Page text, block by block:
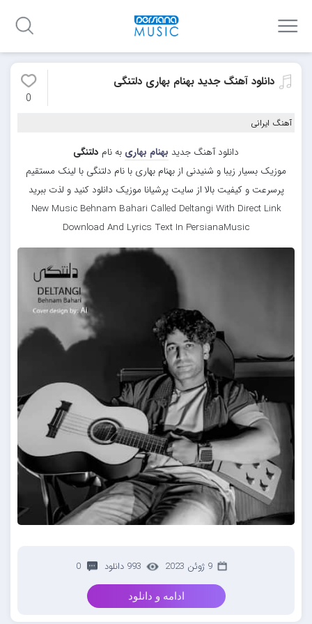
دانلود آهنگ جدید بهنام بهاری دلتنگی
0
آهنگ ایرانی
دانلود آهنگ جدید بهنام بهاری به نام دلتنگی
موزیک بسیار زیبا و شنیدنی از بهنام بهاری با نام دلتنگی با لینک مستقیم
پرسرعت و کیفیت بالا از سایت پرشیانا موزیک دانلود کنید و لذت ببرید
New Music Behnam Bahari Called Deltangi With Direct Link
Download And Lyrics Text In PersianaMusic
9 ژوئن 2023 993 دانلود 0
ادامه و دانلود